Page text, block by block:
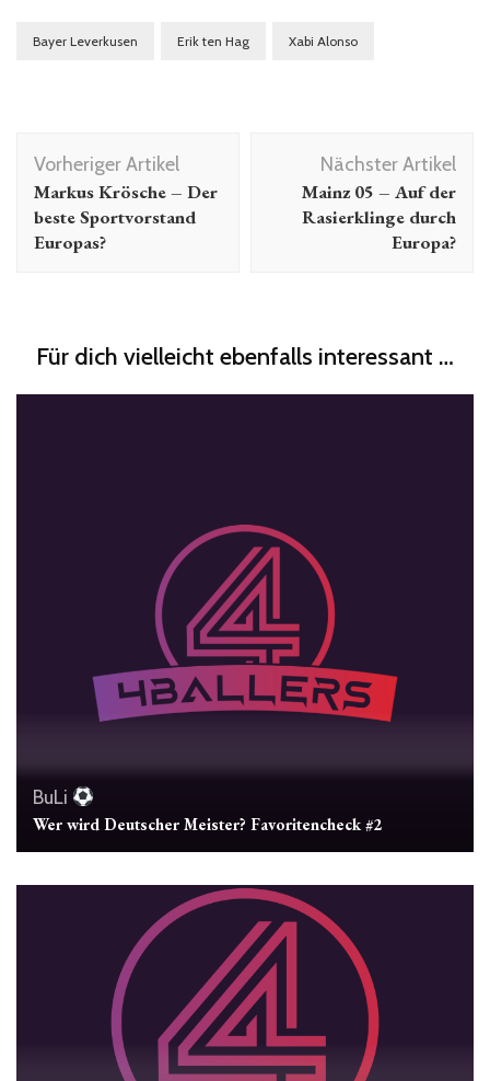
Bayer Leverkusen Erik ten Hag Xabi Alonso
Beitragsnavigation
Vorheriger Artikel
Markus Krösche – Der
beste Sportvorstand
Europas?
Nächster Artikel
Mainz 05 – Auf der
Rasierklinge durch
Europa?
Für dich vielleicht ebenfalls interessant …
BuLi
Wer wird Deutscher Meister? Favoritencheck #2